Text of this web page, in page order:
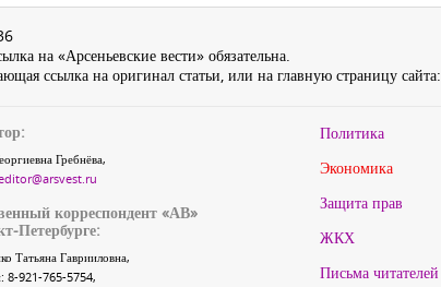
на «Арсеньевские вести» обязательна.
ссылка на оригинал статьи, или на главную страницу сайта:
Гребнёва,
корреспондент «АВ»
Петербурге:
Татьяна Гаврииловна,
8-921-765-5754,
Политика
Экономика
Защита прав
ЖКХ
Письма читателей